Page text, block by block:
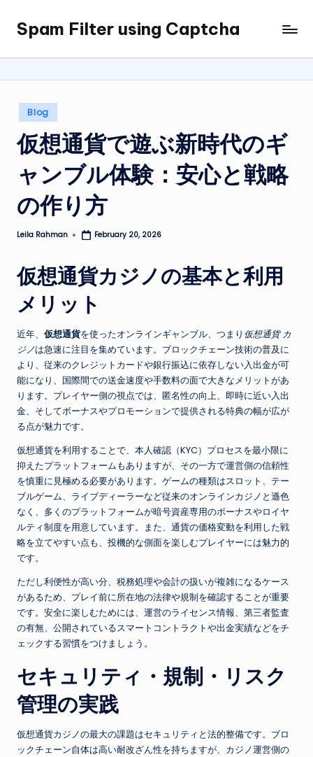
Skip
content
Spam Filter using Captcha
Posted
in
Blog
仮想通貨で遊ぶ新時代のギ
ャンブル体験：安心と戦略
の作り方
Posted
Leila Rahman February 20, 2026
仮想通貨カジノの基本と利用
メリット
近年、 仮想通貨を使ったオンラインギャンブル、つまり 仮想通貨 カ
ジノは急速に注目を集めています。ブロックチェーン技術の普及に
より、従来のクレジットカードや銀行振込に依存しない入出金が可
能になり、国際間での送金速度や手数料の面で大きなメリットがあ
ります。プレイヤー側の視点では、匿名性の向上、即時に近い入出
金、そしてボーナスやプロモーションで提供される特典の幅が広が
る点が魅力です。
仮想通貨を利用することで、本人確認（KYC）プロセスを最小限に
抑えたプラットフォームもありますが、その一方で運営側の信頼性
を慎重に見極める必要があります。ゲームの種類はスロット、テー
ブルゲーム、ライブディーラーなど従来のオンラインカジノと遜色
なく、多くのプラットフォームが暗号資産専用のボーナスやロイヤ
ルティ制度を用意しています。また、通貨の価格変動を利用した戦
略を立てやすい点も、投機的な側面を楽しむプレイヤーには魅力的
です。
ただし利便性が高い分、税務処理や会計の扱いが複雑になるケース
があるため、プレイ前に所在地の法律や規制を確認することが重要
です。安全に楽しむためには、運営のライセンス情報、第三者監査
の有無、公開されているスマートコントラクトや出金実績などをチ
ェックする習慣をつけましょう。
セキュリティ・規制・リスク
管理の実践
仮想通貨カジノの最大の課題はセキュリティと法的整備です。ブロ
ックチェーン自体は高い耐改ざん性を持ちますが、カジノ運営側の